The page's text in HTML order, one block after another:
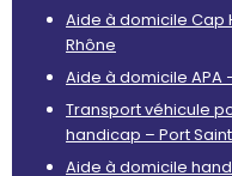
Aide à domicile Cap
Rhône
Aide à domicile APA
Transport véhicule
handicap – Port
Aide à domicile